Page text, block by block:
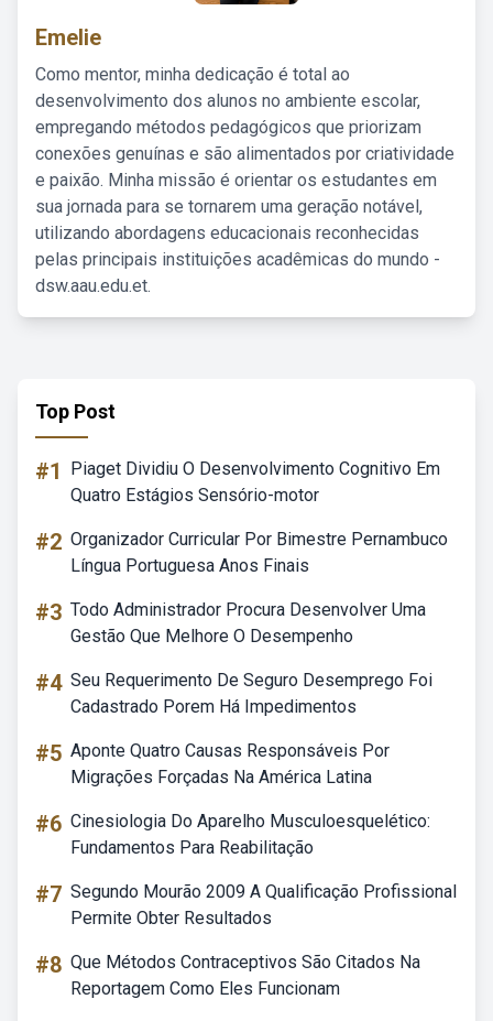
Emelie
Como mentor, minha dedicação é total ao
desenvolvimento dos alunos no ambiente escolar,
empregando métodos pedagógicos que priorizam
conexões genuínas e são alimentados por criatividade
e paixão. Minha missão é orientar os estudantes em
sua jornada para se tornarem uma geração notável,
utilizando abordagens educacionais reconhecidas
pelas principais instituições acadêmicas do mundo -
dsw.aau.edu.et.
Top Post
#1
Piaget Dividiu O Desenvolvimento Cognitivo Em
Quatro Estágios Sensório-motor
#2 Organizador Curricular Por Bimestre Pernambuco
Língua Portuguesa Anos Finais
#3 Todo Administrador Procura Desenvolver Uma
Gestão Que Melhore O Desempenho
#4 Seu Requerimento De Seguro Desemprego Foi
Cadastrado Porem Há Impedimentos
#5 Aponte Quatro Causas Responsáveis Por
Migrações Forçadas Na América Latina
#6 Cinesiologia Do Aparelho Musculoesquelético:
Fundamentos Para Reabilitação
#7 Segundo Mourão 2009 A Qualificação Profissional
Permite Obter Resultados
#8 Que Métodos Contraceptivos São Citados Na
Reportagem Como Eles Funcionam